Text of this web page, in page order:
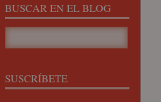
BUSCAR EN EL BLOG
SUSCRÍBETE